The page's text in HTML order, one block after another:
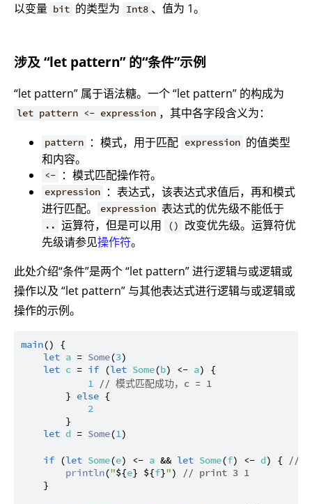
以变量 bit 的类型为 Int8 、值为 1。
涉及 “let pattern” 的“条件”示例
“let pattern” 属于语法糖。一个 “let pattern” 的构成为
let pattern <- expression ，其中各字段含义为：
pattern ：模式，用于匹配 expression 的值类型
和内容。
<- ：模式匹配操作符。
expression
：表达式，该表达式求值后，再和模式
进行匹配。
expression 表达式的优先级不能低于
.. 运算符，但是可以用 ()
改变优先级。运算符优
先级请参见操作符。
此处介绍“条件”是两个 “let pattern” 进行逻辑与或逻辑或
操作以及 “let pattern” 与其他表达式进行逻辑与或逻辑或
操作的示例。
main() {
let a = Some(3)
let c = if (let Some(b) <- a) {
1 // 模式匹配成功，c = 1
        }
else {
2
        }
let d = Some(1)
if (let Some(e) <- a && let Some(f) <- d) {
// 两
println("${e} ${f}")
// print 3 1
    }